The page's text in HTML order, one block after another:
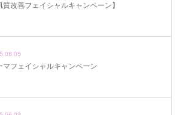
質改善フェイシャルキャンペーン】
マフェイシャルキャンペーン